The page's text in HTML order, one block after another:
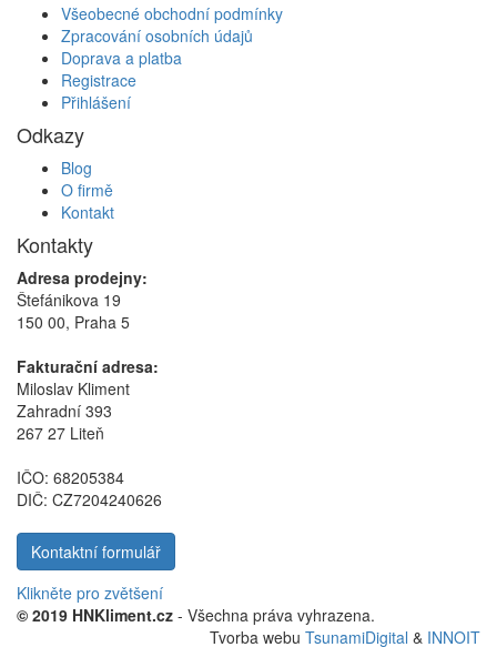
Všeobecné obchodní podmínky
Zpracování osobních údajů
Doprava a platba
Registrace
Přihlášení
Odkazy
Blog
O firmě
Kontakt
Kontakty
Adresa prodejny:
Štefánikova 19
150 00, Praha 5
Fakturační adresa:
Miloslav Kliment
Zahradní 393
267 27 Liteň
IČO: 68205384
DIČ: CZ7204240626
Kontaktní formulář
Klikněte pro zvětšení
© 2019 HNKliment.cz - Všechna práva vyhrazena.
Tvorba webu TsunamiDigital & INNOIT